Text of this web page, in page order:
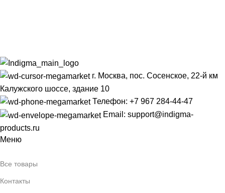
г. Москва, пос. Сосенское, 22-й км
Калужского шоссе, здание 10
Телефон: +7 967 284-44-47
Email: support@indigma-
products.ru
Меню
Все товары
Контакты